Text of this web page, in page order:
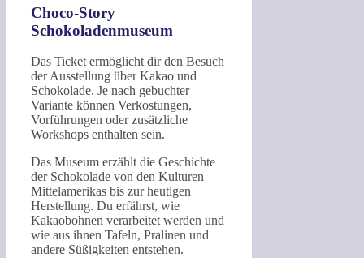
Choco-Story
Schokoladenmuseum
Das Ticket ermöglicht dir den Besuch
der Ausstellung über Kakao und
Schokolade. Je nach gebuchter
Variante können Verkostungen,
Vorführungen oder zusätzliche
Workshops enthalten sein.
Das Museum erzählt die Geschichte
der Schokolade von den Kulturen
Mittelamerikas bis zur heutigen
Herstellung. Du erfährst, wie
Kakaobohnen verarbeitet werden und
wie aus ihnen Tafeln, Pralinen und
andere Süßigkeiten entstehen.